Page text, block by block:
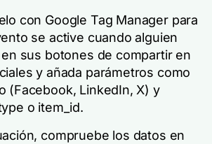
con Google Tag Manager para
se active cuando alguien
sus botones de compartir en
y añada parámetros como
(Facebook, LinkedIn, X) y
o item_id.
compruebe los datos en